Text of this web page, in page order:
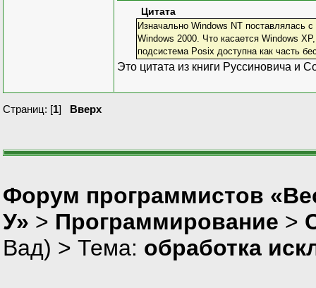
Цитата
Изначально Windows NT поставлялась
Windows 2000. Что касается Windows
подсистема Posix доступна как часть
Это цитата из книги Руссиновича и
Страниц: [1] Вверх
Форум программистов
У» > Программирование >
Вад) > Тема: обработка